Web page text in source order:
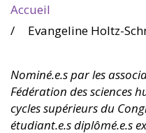
Accueil
Evangeline Holtz-
Nominé.e.s par les
Fédération des sciences
cycles supérieurs du
étudiant.e.s diplômé.e.s